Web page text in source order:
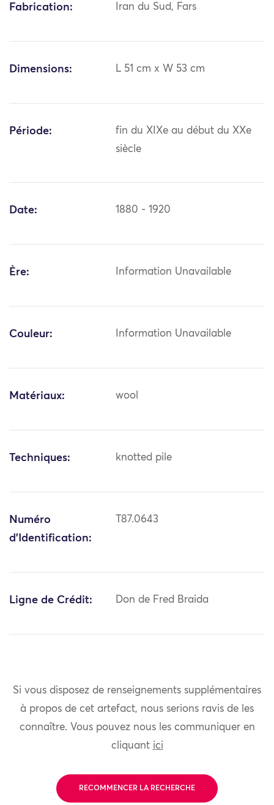
Fabrication:
Iran du Sud, Fars
Dimensions: L 51 cm x W 53 cm
Période:
fin du XIXe au début du XXe
siècle
Date: 1880 - 1920
Ère: Information Unavailable
Couleur: Information Unavailable
Matériaux: wool
Techniques: knotted pile
Numéro
d'Identification:
T87.0643
Ligne de Crédit: Don de Fred Braida
Si vous disposez de renseignements supplémentaires
à propos de cet artefact, nous serions ravis de les
connaître. Vous pouvez nous les communiquer en
cliquant ici
RECOMMENCER LA RECHERCHE